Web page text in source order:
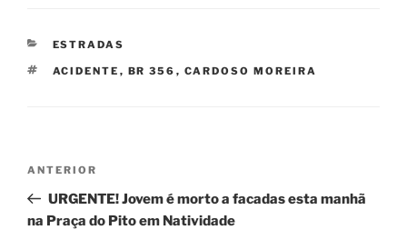
CATEGORIAS
ESTRADAS
TAGS
ACIDENTE , BR 356 , CARDOSO MOREIRA
Navegação
Post
Post
anterior
ANTERIOR
URGENTE! Jovem é morto a facadas esta manhã
na Praça do Pito em Natividade